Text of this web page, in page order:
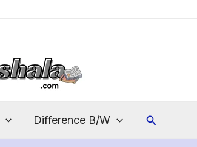
Difference B/W Search